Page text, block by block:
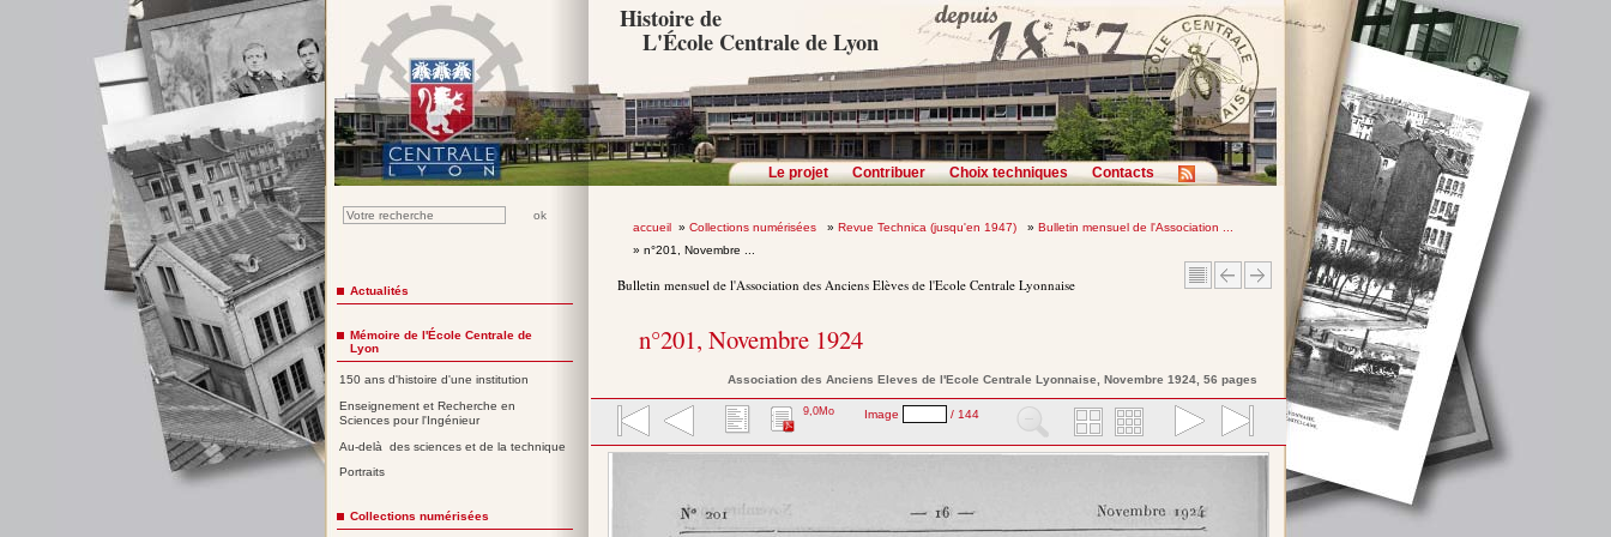
Histoire de
L'École Centrale de Lyon
Le projet Contribuer Choix techniques Contacts
accueil» Collections numérisées » Revue Technica (jusqu'en 1947) » Bulletin mensuel de l'Association ...
» n°201, Novembre ...
Bulletin mensuel de l'Association des Anciens Elèves de l'Ecole Centrale Lyonnaise
n°201, Novembre 1924
Association des Anciens Eleves de l'Ecole Centrale Lyonnaise, Novembre 1924, 56 pages
9,0Mo Image / 144
Actualités
Mémoire de l'École Centrale de
Lyon
150 ans d'histoire d'une institution
Enseignement et Recherche en
Sciences pour l'Ingénieur
Au-delà des sciences et de la technique
Portraits
Collections numérisées